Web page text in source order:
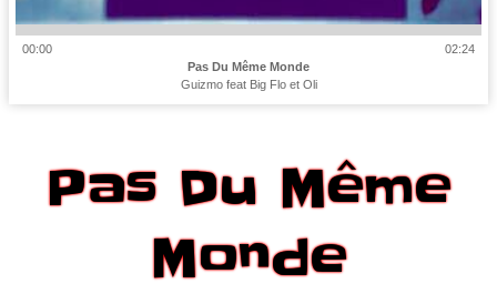
00:00
02:24
Pas Du Même Monde
Guizmo feat Big Flo et Oli
Pas Du Même
Monde